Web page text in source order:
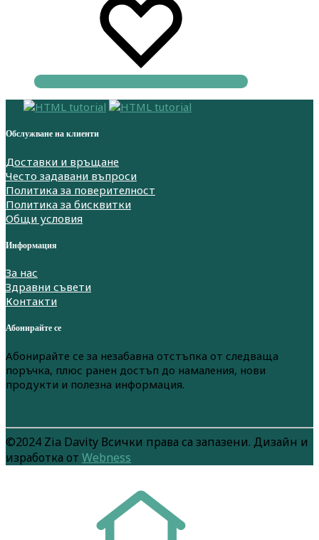
Обслужване на клиенти
Доставки и връщане
Често задавани въпроси
Политика за поверителност
Политика за бисквитки
Общи условия
Информация
За нас
Здравни съвети
Контакти
Абонирайте се
Абонирайте се за незабавна отстъпка от следваща
поръчка, плюс ранен достъп до намаления, нови
продукти и полезна информация.
©2024 Zia Davity Всички права са запазени. Дизайн и
изработка от Webness